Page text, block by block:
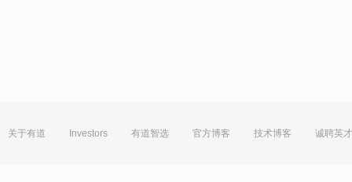
关于有道 Investors 有道智选 官方博客 技术博客 诚聘英才